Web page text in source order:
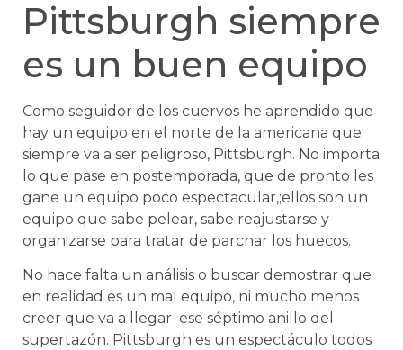
Pittsburgh siempre
es un buen equipo
Como seguidor de los cuervos he aprendido que
hay un equipo en el norte de la americana que
siempre va a ser peligroso, Pittsburgh. No importa
lo que pase en postemporada, que de pronto les
gane un equipo poco espectacular,;ellos son un
equipo que sabe pelear, sabe reajustarse y
organizarse para tratar de parchar los huecos.
No hace falta un análisis o buscar demostrar que
en realidad es un mal equipo, ni mucho menos
creer que va a llegar ese séptimo anillo del
supertazón. Pittsburgh es un espectáculo todos